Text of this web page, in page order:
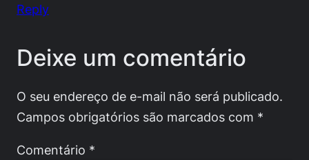
Reply
Deixe um comentário
O seu endereço de e-mail não será publicado.
Campos obrigatórios são marcados com *
Comentário *